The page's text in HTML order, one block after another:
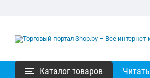
Каталог товаров